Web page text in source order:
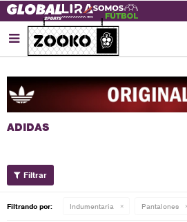

Filtrando por: Indumentaria Pantalones